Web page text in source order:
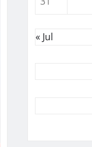
« Jul